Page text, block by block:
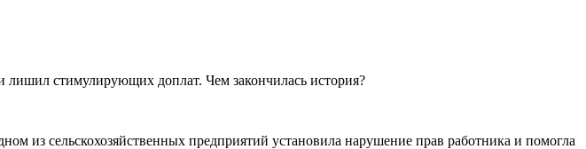
из сельскохозяйственных предприятий установила нарушение прав работника и помогла